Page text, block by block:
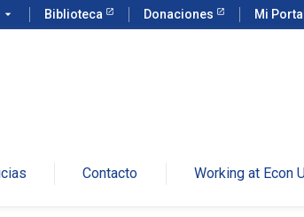
arrow_drop_down Biblioteca Donaciones Mi
Contacto Working at Econ